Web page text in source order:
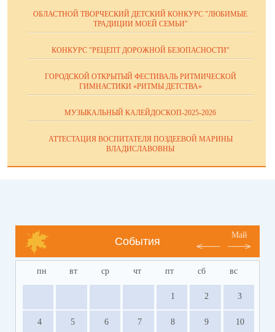
ОБЛАСТНОЙ ТВОРЧЕСКИЙ ДЕТСКИЙ КОНКУРС "ЛЮБИМЫЕ
ТРАДИЦИИ МОЕЙ СЕМЬИ"
КОНКУРС "РЕЦЕПТ ДОРОЖНОЙ БЕЗОПАСНОСТИ"
ГОРОДСКОЙ ОТКРЫТЫЙ ФЕСТИВАЛЬ РИТМИЧЕСКОЙ
ГИМНАСТИКИ «РИТМЫ ДЕТСТВА»
МУЗЫКАЛЬНЫЙ КАЛЕЙДОСКОП-2025-2026
АТТЕСТАЦИЯ ВОСПИТАТЕЛЯ ПОЗДЕЕВОЙ МАРИНЫ
ВЛАДИСЛАВОВНЫ
События
Май
пн вт ср чт пт сб вс
1 2 3
4 5 6 7 8 9 10